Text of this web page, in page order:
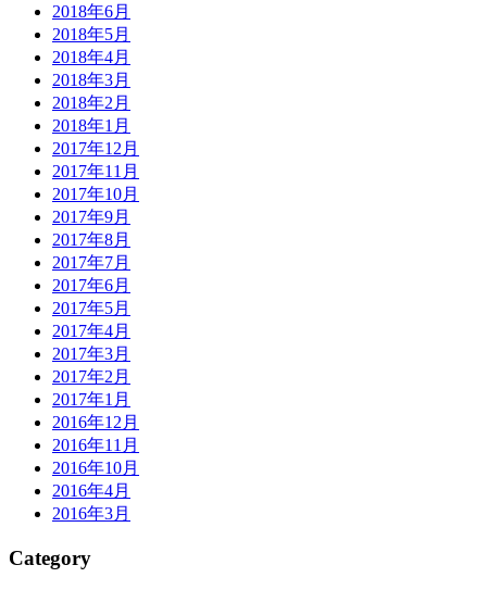
2018年6月
2018年5月
2018年4月
2018年3月
2018年2月
2018年1月
2017年12月
2017年11月
2017年10月
2017年9月
2017年8月
2017年7月
2017年6月
2017年5月
2017年4月
2017年3月
2017年2月
2017年1月
2016年12月
2016年11月
2016年10月
2016年4月
2016年3月
Category